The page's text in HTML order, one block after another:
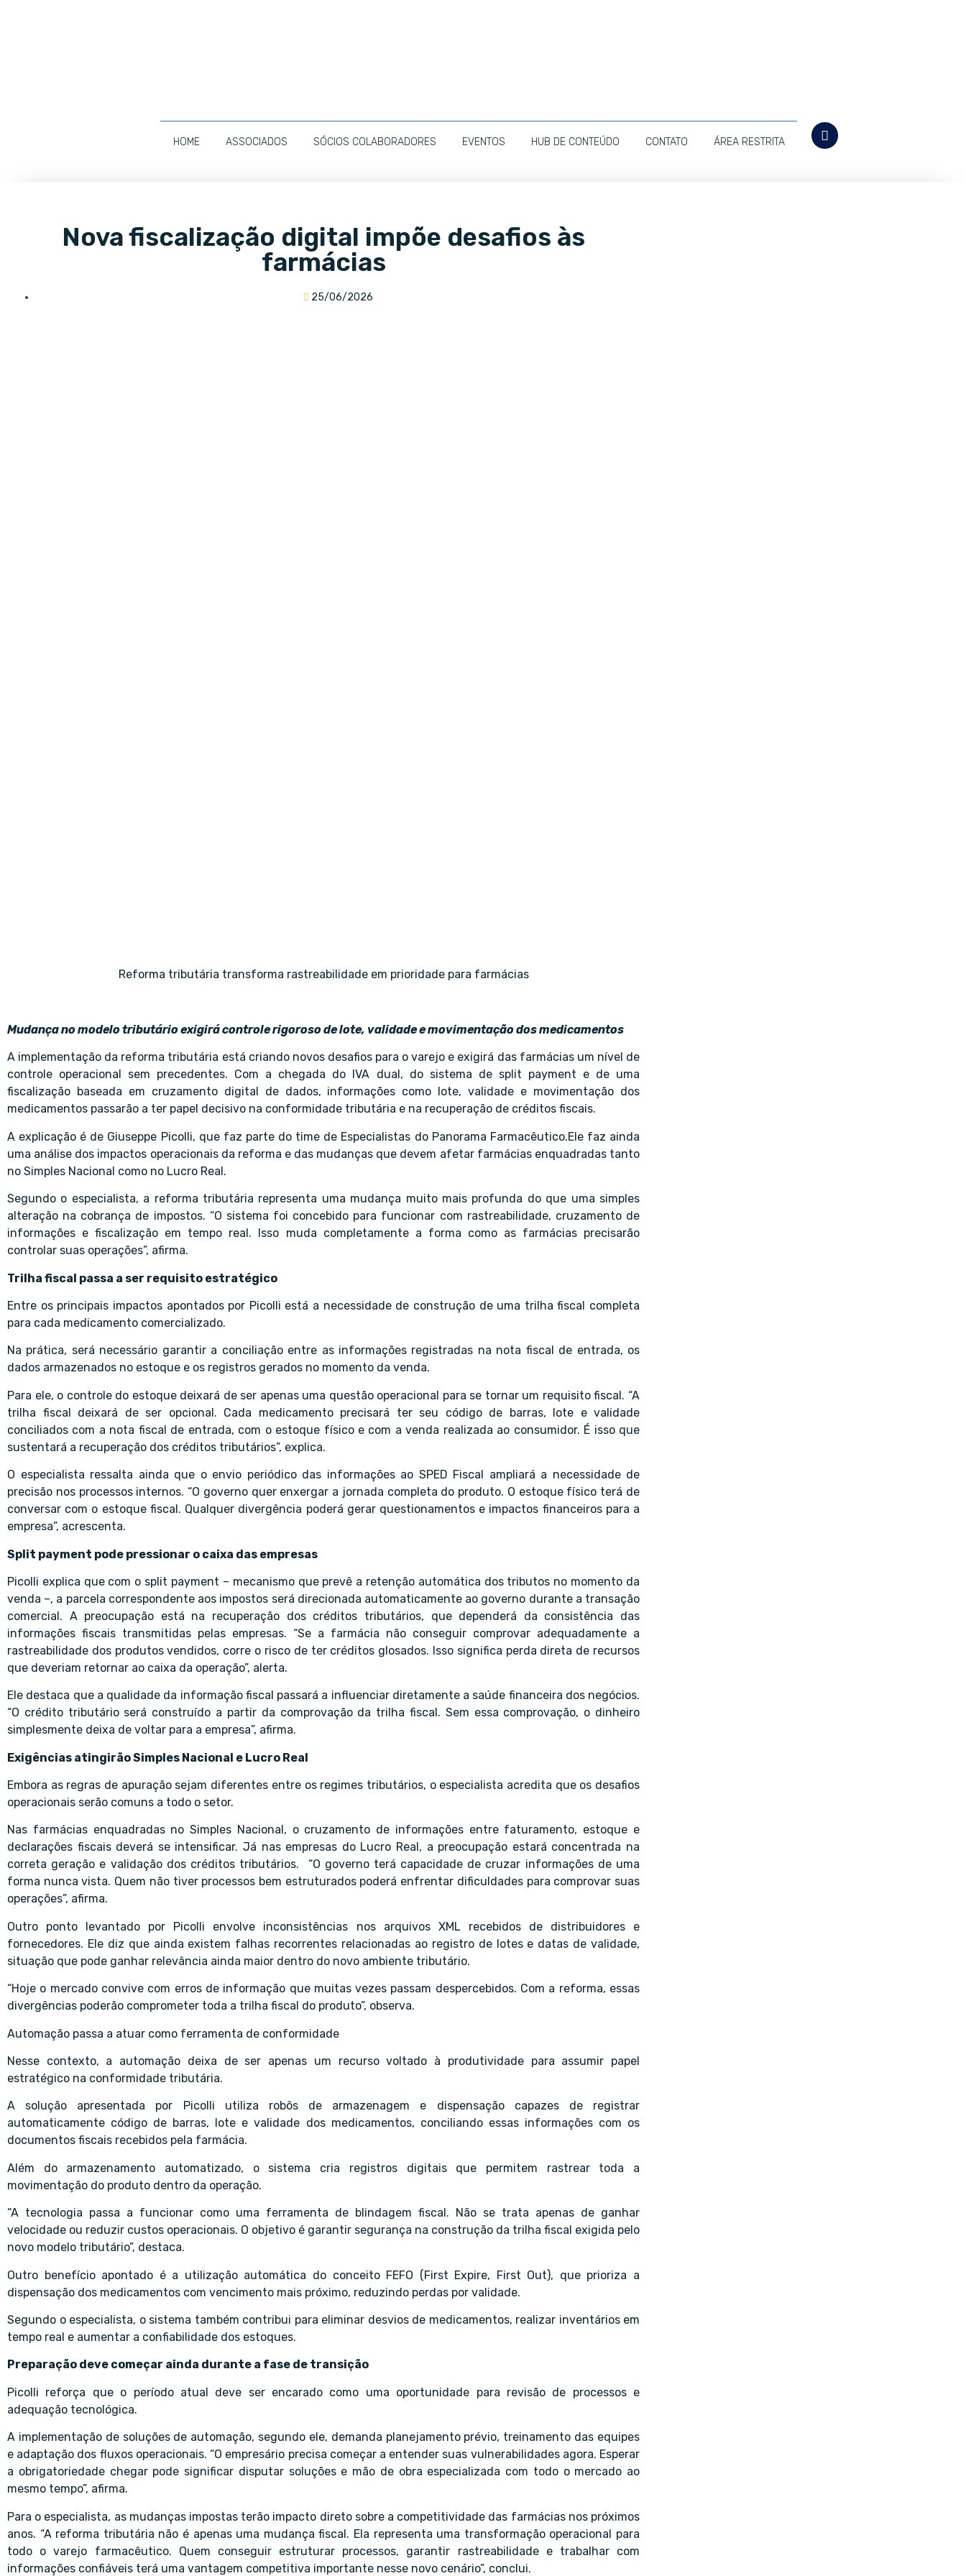
HOME ASSOCIADOS SÓCIOS COLABORADORES EVENTOS HUB DE CONTEÚDO CONTATO ÁREA RESTRITA
Nova fiscalização digital impõe desafios às
farmácias
25/06/2026
Reforma tributária transforma rastreabilidade em prioridade para farmácias
Mudança no modelo tributário exigirá controle rigoroso de lote, validade e movimentação dos medicamentos
A implementação da reforma tributária está criando novos desafios para o varejo e exigirá das farmácias um nível de
controle operacional sem precedentes. Com a chegada do IVA dual, do sistema de split payment e de uma
fiscalização baseada em cruzamento digital de dados, informações como lote, validade e movimentação dos
medicamentos passarão a ter papel decisivo na conformidade tributária e na recuperação de créditos fiscais.
A explicação é de Giuseppe Picolli, que faz parte do time de Especialistas do Panorama Farmacêutico.Ele faz ainda
uma análise dos impactos operacionais da reforma e das mudanças que devem afetar farmácias enquadradas tanto
no Simples Nacional como no Lucro Real.
Segundo o especialista, a reforma tributária representa uma mudança muito mais profunda do que uma simples
alteração na cobrança de impostos. “O sistema foi concebido para funcionar com rastreabilidade, cruzamento de
informações e fiscalização em tempo real. Isso muda completamente a forma como as farmácias precisarão
controlar suas operações”, afirma.
Trilha fiscal passa a ser requisito estratégico
Entre os principais impactos apontados por Picolli está a necessidade de construção de uma trilha fiscal completa
para cada medicamento comercializado.
Na prática, será necessário garantir a conciliação entre as informações registradas na nota fiscal de entrada, os
dados armazenados no estoque e os registros gerados no momento da venda.
Para ele, o controle do estoque deixará de ser apenas uma questão operacional para se tornar um requisito fiscal. “A
trilha fiscal deixará de ser opcional. Cada medicamento precisará ter seu código de barras, lote e validade
conciliados com a nota fiscal de entrada, com o estoque físico e com a venda realizada ao consumidor. É isso que
sustentará a recuperação dos créditos tributários”, explica.
O especialista ressalta ainda que o envio periódico das informações ao SPED Fiscal ampliará a necessidade de
precisão nos processos internos. “O governo quer enxergar a jornada completa do produto. O estoque físico terá de
conversar com o estoque fiscal. Qualquer divergência poderá gerar questionamentos e impactos financeiros para a
empresa”, acrescenta.
Split payment pode pressionar o caixa das empresas
Picolli explica que com o split payment – mecanismo que prevê a retenção automática dos tributos no momento da
venda –, a parcela correspondente aos impostos será direcionada automaticamente ao governo durante a transação
comercial. A preocupação está na recuperação dos créditos tributários, que dependerá da consistência das
informações fiscais transmitidas pelas empresas. “Se a farmácia não conseguir comprovar adequadamente a
rastreabilidade dos produtos vendidos, corre o risco de ter créditos glosados. Isso significa perda direta de recursos
que deveriam retornar ao caixa da operação”, alerta.
Ele destaca que a qualidade da informação fiscal passará a influenciar diretamente a saúde financeira dos negócios.
“O crédito tributário será construído a partir da comprovação da trilha fiscal. Sem essa comprovação, o dinheiro
simplesmente deixa de voltar para a empresa”, afirma.
Exigências atingirão Simples Nacional e Lucro Real
Embora as regras de apuração sejam diferentes entre os regimes tributários, o especialista acredita que os desafios
operacionais serão comuns a todo o setor.
Nas farmácias enquadradas no Simples Nacional, o cruzamento de informações entre faturamento, estoque e
declarações fiscais deverá se intensificar. Já nas empresas do Lucro Real, a preocupação estará concentrada na
correta geração e validação dos créditos tributários. “O governo terá capacidade de cruzar informações de uma
forma nunca vista. Quem não tiver processos bem estruturados poderá enfrentar dificuldades para comprovar suas
operações”, afirma.
Outro ponto levantado por Picolli envolve inconsistências nos arquivos XML recebidos de distribuidores e
fornecedores. Ele diz que ainda existem falhas recorrentes relacionadas ao registro de lotes e datas de validade,
situação que pode ganhar relevância ainda maior dentro do novo ambiente tributário.
“Hoje o mercado convive com erros de informação que muitas vezes passam despercebidos. Com a reforma, essas
divergências poderão comprometer toda a trilha fiscal do produto”, observa.
Automação passa a atuar como ferramenta de conformidade
Nesse contexto, a automação deixa de ser apenas um recurso voltado à produtividade para assumir papel
estratégico na conformidade tributária.
A solução apresentada por Picolli utiliza robôs de armazenagem e dispensação capazes de registrar
automaticamente código de barras, lote e validade dos medicamentos, conciliando essas informações com os
documentos fiscais recebidos pela farmácia.
Além do armazenamento automatizado, o sistema cria registros digitais que permitem rastrear toda a
movimentação do produto dentro da operação.
“A tecnologia passa a funcionar como uma ferramenta de blindagem fiscal. Não se trata apenas de ganhar
velocidade ou reduzir custos operacionais. O objetivo é garantir segurança na construção da trilha fiscal exigida pelo
novo modelo tributário”, destaca.
Outro benefício apontado é a utilização automática do conceito FEFO (First Expire, First Out), que prioriza a
dispensação dos medicamentos com vencimento mais próximo, reduzindo perdas por validade.
Segundo o especialista, o sistema também contribui para eliminar desvios de medicamentos, realizar inventários em
tempo real e aumentar a confiabilidade dos estoques.
Preparação deve começar ainda durante a fase de transição
Picolli reforça que o período atual deve ser encarado como uma oportunidade para revisão de processos e
adequação tecnológica.
A implementação de soluções de automação, segundo ele, demanda planejamento prévio, treinamento das equipes
e adaptação dos fluxos operacionais. “O empresário precisa começar a entender suas vulnerabilidades agora. Esperar
a obrigatoriedade chegar pode significar disputar soluções e mão de obra especializada com todo o mercado ao
mesmo tempo”, afirma.
Para o especialista, as mudanças impostas terão impacto direto sobre a competitividade das farmácias nos próximos
anos. “A reforma tributária não é apenas uma mudança fiscal. Ela representa uma transformação operacional para
todo o varejo farmacêutico. Quem conseguir estruturar processos, garantir rastreabilidade e trabalhar com
informações confiáveis terá uma vantagem competitiva importante nesse novo cenário”, conclui.